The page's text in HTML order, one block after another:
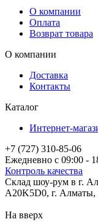
О компании
Оплата
Возврат товара
О компании
Доставка
Контакты
Каталог
Интернет-
+7 (727) 310-85-06
Ежедневно с 09:00 -
Контроль качества
Склад шоу-рум в г.
A20K5D0, г. Алматы,
На вверх